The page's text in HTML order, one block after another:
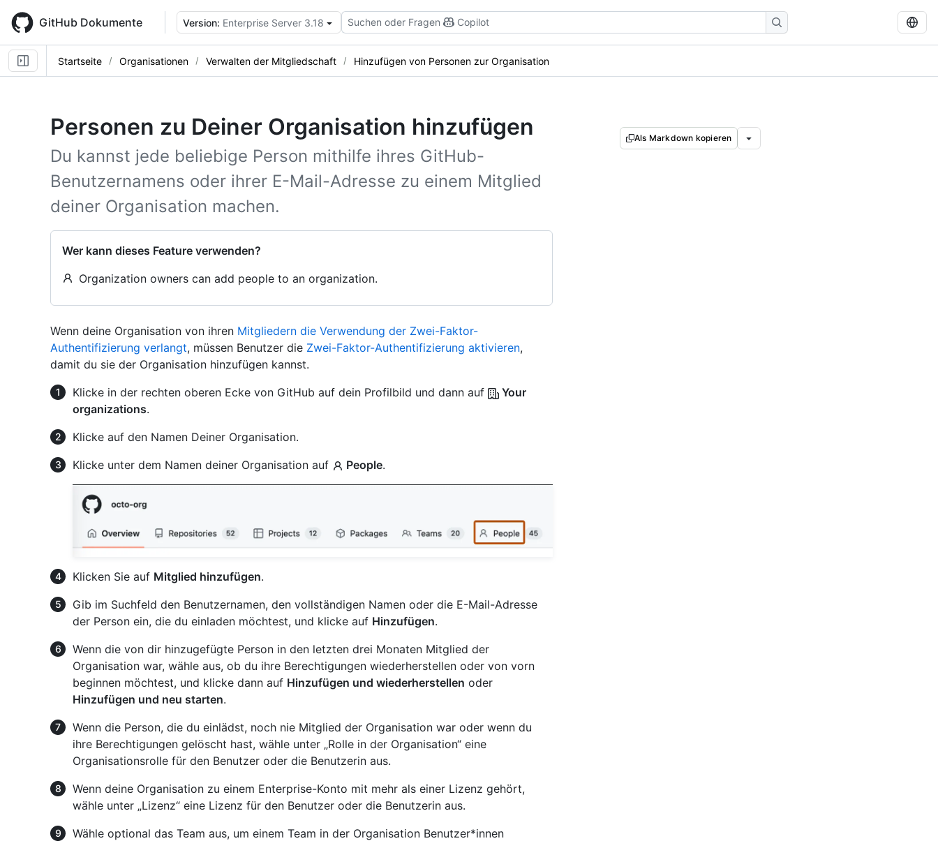
main
content
GitHub Dokumente Version: Enterprise Server 3.18 Suchen oder Fragen Copilot
Startseite Organisationen Verwalten der Mitgliedschaft Hinzufügen von Personen zur Organisation
Personen zu Deiner Organisation hinzufügen
Du kannst jede beliebige Person mithilfe ihres GitHub-
Benutzernamens oder ihrer E-Mail-Adresse zu einem Mitglied
deiner Organisation machen.
Wer kann dieses Feature verwenden?
Organization owners can add people to an organization.
Als Markdown kopieren
Wenn deine Organisation von ihren Mitgliedern die Verwendung der Zwei-Faktor-
Authentifizierung verlangt, müssen Benutzer die Zwei-Faktor-Authentifizierung aktivieren,
damit du sie der Organisation hinzufügen kannst.
Klicke in der rechten oberen Ecke von GitHub auf dein Profilbild und dann auf
Your
organizations.
Klicke auf den Namen Deiner Organisation.
Klicke unter dem Namen deiner Organisation auf
People.
Klicken Sie auf Mitglied hinzufügen.
Gib im Suchfeld den Benutzernamen, den vollständigen Namen oder die E-Mail-Adresse
der Person ein, die du einladen möchtest, und klicke auf Hinzufügen.
Wenn die von dir hinzugefügte Person in den letzten drei Monaten Mitglied der
Organisation war, wähle aus, ob du ihre Berechtigungen wiederherstellen oder von vorn
beginnen möchtest, und klicke dann auf Hinzufügen und wiederherstellen oder
Hinzufügen und neu starten.
Wenn die Person, die du einlädst, noch nie Mitglied der Organisation war oder wenn du
ihre Berechtigungen gelöscht hast, wähle unter „Rolle in der Organisation“ eine
Organisationsrolle für den Benutzer oder die Benutzerin aus.
Wenn deine Organisation zu einem Enterprise-Konto mit mehr als einer Lizenz gehört,
wähle unter „Lizenz“ eine Lizenz für den Benutzer oder die Benutzerin aus.
Wähle optional das Team aus, um einem Team in der Organisation Benutzer*innen